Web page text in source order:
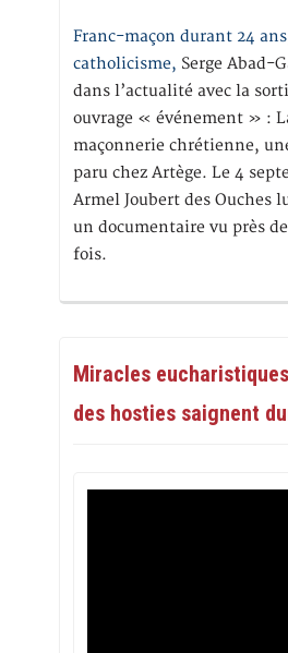
Franc-maçon durant 24
catholicisme, Serge Abad-
dans l’actualité avec la
ouvrage « événement » :
maçonnerie chrétienne,
paru chez Artège. Le 4
Armel Joubert des Ouches
un documentaire vu près
fois.
Miracles
des hosties saignent